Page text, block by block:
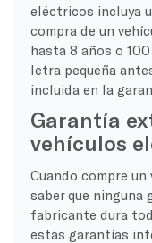
eléctricos incluya
compra de un
hasta 8 años o
letra pequeña
incluida en la
Garantía
vehículos
Cuando compre
saber que ninguna
fabricante dura
estas garantías